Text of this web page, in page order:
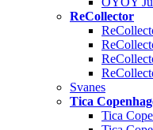
ReCollector
Svanes
Tica
Tica